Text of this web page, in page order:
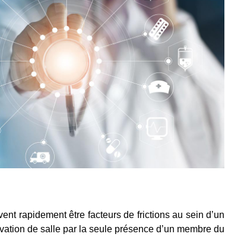
rapidement être facteurs de frictions au sein d’un
de salle par la seule présence d’un membre du